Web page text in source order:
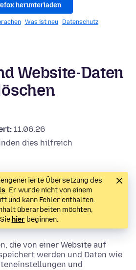
herunterladen
Was ist neu Datenschutz
Website-Daten
11.06.26
dies hilfreich
Übersetzung des
. Er wurde nicht von einem
und kann Fehler enthalten.
überarbeiten möchten,
hierbeginnen.
die von einer Website auf
werden und Daten wie
und